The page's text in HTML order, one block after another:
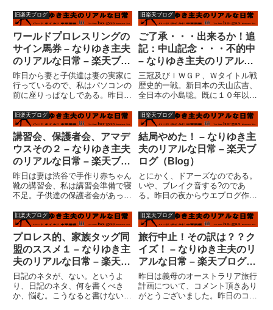
> 画面に勝手にアイコンがあった
のか？> 少なくとも自分で選んで
加入してアイコンを作ったとは>
知識的にも技能的...
は、「大盛り、あいよ」といっ
て、直に皿を私の目の前に置い
た。私はスプーンを突っ込み、一
口食べようとして、気がついた。
ご飯の隙...
旧楽天ブログ
ワールドプロレスリングの
サイン馬券 – なりゆき主夫
のリアルな日常 – 楽天ブロ
グ（Blog）
昨日から妻と子供達は妻の実家に
行っているので、私はパソコンの
前に座りっぱなしである。昨日の
としたけど。殆ど寝る間も惜しん
で何をしていたかというと、妻の
サイトにアフィリエイトタグを張
り付けまくっていたのだ。（合
間...
旧楽天ブログ
ご了承・・・出来るか！追
記：中山記念・・・不的中
– なりゆき主夫のリアルな
日常 – 楽天ブログ
（Blog）
三冠及びＩＷＧＰ、Ｗタイトル戦
歴史的一戦。新日本の天山広吉、
全日本の小島聡。既に１０年以上
杯。８５年から８７年までの第１
期には蝶野、橋本、武藤、船木
（誠勝）、山田（ライガー）等が
戦った時代があった。そこから６
年あ...
旧楽天ブログ
講習会、保護者会、アマデ
ウスその２ – なりゆき主夫
のリアルな日常 – 楽天ブロ
グ（Blog）
昨日は妻は渋谷で手作り赤ちゃん
靴の講習会、私は講習会準備で寝
不足。子供達の保護者会があった
てもらった。注文の赤ちゃん靴の
製作も滞っているとこだし、それ
も進行しておかないと納期に間に
合わない。実際には男親が行く
の...
旧楽天ブログ
結局やめた！ – なりゆき主
夫のリアルな日常 – 楽天ブ
ログ（Blog）
とにかく、ドアーズなのである。
いや、ブレイク音する?のであ
る。昨日の夜からウエブログ作成
くていろいろ試して夜が明けた。
そして、また夜が更けた。ダメ
だ！！既にサーバーの設定なぞ出
来なくなっている。やっぱ
し・・・自...
旧楽天ブログ
プロレス的、家族タッグ同
盟のススメ１ – なりゆき主
夫のリアルな日常 – 楽天ブ
ログ（Blog）
日記のネタが、ない。というよ
り、日記のネタ、何を書くべき
か、悩む。こうなると書けないの
旧楽天ブログ
旅行中止！その訳は？？ク
イズ！ – なりゆき主夫のリ
アルな日常 – 楽天ブログ
（Blog）
昨日は義母のオーストラリア旅行
計画について、コメント頂きあり
がとうございました。昨日のコメ